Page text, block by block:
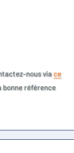
nous viace
bonne référence